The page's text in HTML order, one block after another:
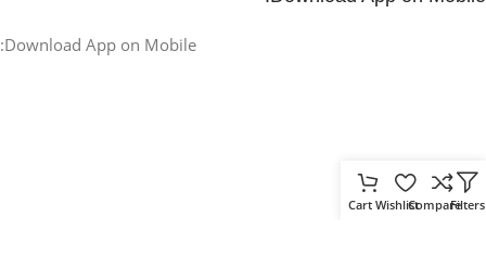
Download App on Mobile:
Filters
Compare
Wishlist
Cart